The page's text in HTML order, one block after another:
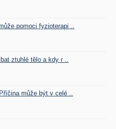
pomoci fyzioterapi ..
ztuhlé tělo a kdy r ..
může být v celé ..